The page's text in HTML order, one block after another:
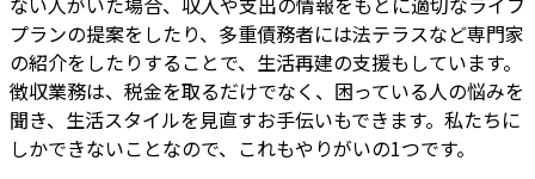
プランの提案をしたり、多重債務者には法テラスなど専門家
の紹介をしたりすることで、生活再建の支援もしています。
徴収業務は、税金を取るだけでなく、困っている人の悩みを
聞き、生活スタイルを見直すお手伝いもできます。私たちに
しかできないことなので、これもやりがいの1つです。